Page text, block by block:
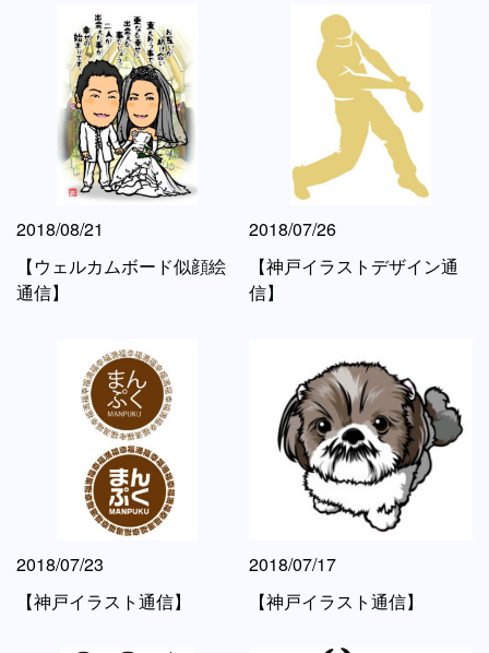
2018/08/21
【ウェルカムボード似顔絵
通信】
2018/07/26
【神戸イラストデザイン通
信】
2018/07/23
【神戸イラスト通信】
2018/07/17
【神戸イラスト通信】